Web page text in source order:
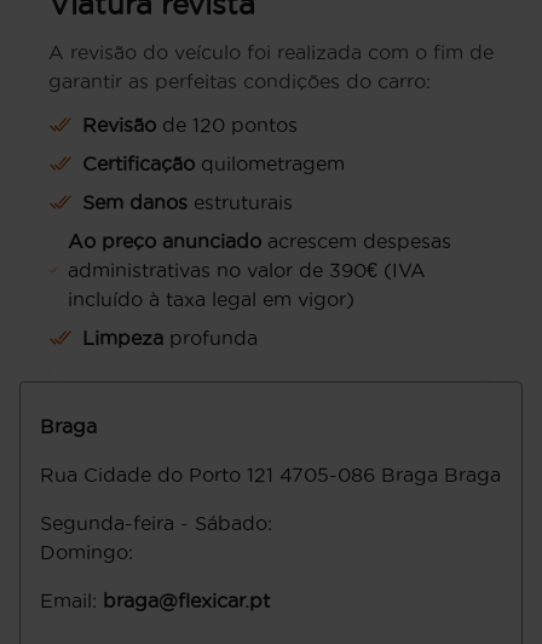
A revisão do veículo foi realizada com o fim de
garantir as perfeitas condições do carro:
Revisão de 120 pontos
Certificação quilometragem
Sem danos estruturais
Ao preço anunciado acrescem despesas
administrativas no valor de 390€ (IVA
incluído à taxa legal em vigor)
Limpeza profunda
Braga
Rua Cidade do Porto 121 4705-086 Braga Braga
Segunda-feira - Sábado:
Domingo:
Email: braga@flexicar.pt